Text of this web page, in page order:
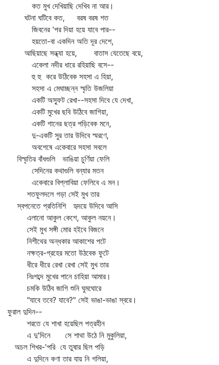
কত মুখ দেখিয়াছি দেখিব না আর।
ঘটনা ঘটিবে কত, বরষ বরষ শত
জিবনের 'পর দিয়া হয়ে যাবে পার--
হয়তো-বা একদিন অতি দূর দেশে,
আছিয়াছে সন্ধ্যা হয়ে, বাতাস যেতেছে বয়ে,
একেলা নদীর ধারে রহিয়াছি বসে--
হু হু করে উঠিবেক সহসা এ হিয়া,
সহসা এ মেঘাচ্ছন্ন স্মৃতি উজলিয়া
একটি অস্ফুট রেখা--সহসা দিবে যে দেখা,
একটি মুখের ছবি উঠিবে জাগিয়া,
একটি গানের ছত্র পড়িবেক মনে,
দু-একটি সুর তার উদিবে স্মরণে,
অবশেষে একেবারে সহসা সবলে
বিস্মৃতির বাঁধগুলি ভাঙিয়া চুর্ণিয়া ফেলি
সেদিনের কথাগুলি বন্যার মতন
একেবারে বিপ্লাবিয়া ফেলিবে এ মন।
শতফুলদলে গড়া সেই মুখ তার
স্বপনেতে প্রতিনিশি হৃদয়ে উদিবে আসি
এলানো আকুল কেশে, আকুল নয়নে।
সেই মুখ সঙ্গী মোর হইবে বিজনে
নিশীথের অন্ধকার আকাশের পটে
নক্ষত্র-গ্রহের মতো উঠবেক ফুটে
ধীরে ধীরে রেখা রেখা সেই মুখ তার
নিঃশব্দে মুখের পানে চাহিয়া আমার।
চমকি উঠিব জাগি শুনি ঘুমঘোরে
"যাবে তবে? যাবে?" সেই ভাঙা-ভাঙা স্বরে।
ফুরাল দুদিন--
শরতে যে শাখা হয়েছিল পত্রহীন
এ দু'দিনে সে শাথা উঠে নি মুকুলিয়া,
অচল শিখর-'পরি যে তুষার ছিল পড়ি
এ দুদিনে কণা তার যায় নি গলিয়া,